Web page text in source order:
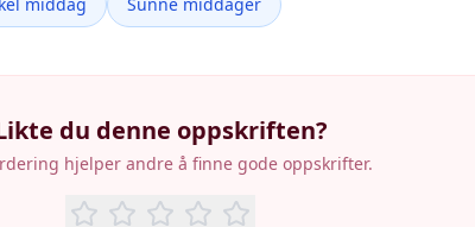
du denne oppskriften?
hjelper andre å finne gode oppskrifter.